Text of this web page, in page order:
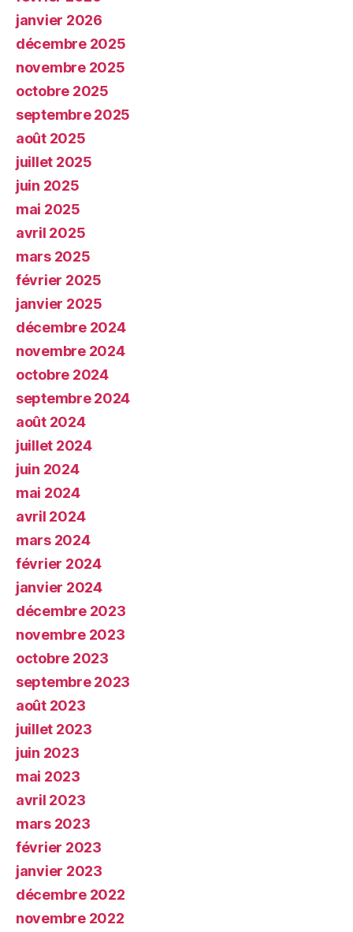
janvier 2026
décembre 2025
novembre 2025
octobre 2025
septembre 2025
août 2025
juillet 2025
juin 2025
mai 2025
avril 2025
mars 2025
février 2025
janvier 2025
décembre 2024
novembre 2024
octobre 2024
septembre 2024
août 2024
juillet 2024
juin 2024
mai 2024
avril 2024
mars 2024
février 2024
janvier 2024
décembre 2023
novembre 2023
octobre 2023
septembre 2023
août 2023
juillet 2023
juin 2023
mai 2023
avril 2023
mars 2023
février 2023
janvier 2023
décembre 2022
novembre 2022